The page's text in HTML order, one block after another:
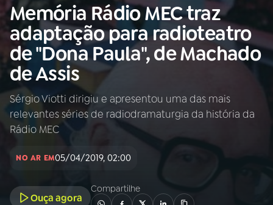
Buscar
na
Rádio
MEC
Buscar
Início
01INÍCIO
02A RÁDIO
03PROGRAMAÇÃO
Memória Rádio MEC traz
adaptação para radioteatro
de "Dona Paula", de Machado
de Assis
Sérgio Viotti dirigiu e apresentou uma das mais
relevantes séries de radiodramaturgia da história da
Rádio MEC
NO AR EM05/04/2019, 02:00
Ouça agora
Compartilhe